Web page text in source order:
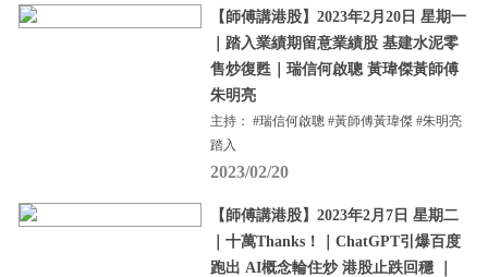
【師傅講港股】2023年2月20日 星期一
｜踏入業績期留意業績股 基建水泥零
售炒復甦｜瑞信何啟聰 黃瑋傑黃師傅
朱明亮
主持： #瑞信何啟聰 #黃師傅黃瑋傑 #朱明亮
踏入
2023/02/20
【師傅講港股】2023年2月7日 星期二
｜十萬Thanks！｜ChatGPT引爆百度
跑出 AI概念輪住炒 港股止跌回穩 ｜